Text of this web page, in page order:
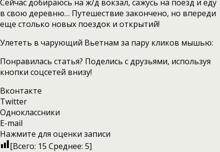
Сейчас добираюсь на ж/д вокзал, сажусь на поезд и еду
в свою деревню… Путешествие закончено, но впереди
еще столько новых поездок и открытий!
Улететь в чарующий Вьетнам за пару кликов мышью:
Понравилась статья? Поделись с друзьями, используя
кнопки соцсетей внизу!
Вконтакте
Twitter
Одноклассники
E-mail
Нажмите для оценки записи
[Всего: 15 Среднее: 5]